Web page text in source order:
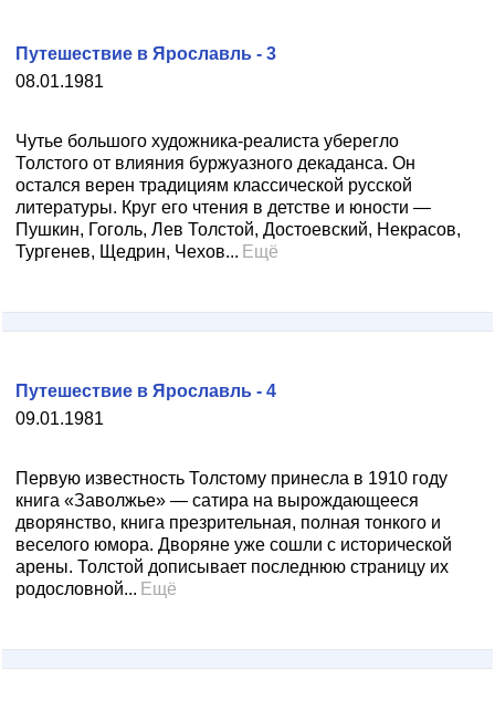
08.01.1981
Путешествие в Ярославль - 3
Чутье большого художника-реалиста уберегло
Толстого от влияния буржуазного декаданса. Он
остался верен традициям классической русской
литературы. Круг его чтения в детстве и юности —
Пушкин, Гоголь, Лев Толстой, Достоевский, Некрасов,
Тургенев, Щедрин, Чехов... Ещё
09.01.1981
Путешествие в Ярославль - 4
Первую известность Толстому принесла в 1910 году
книга «Заволжье» — сатира на вырождающееся
дворянство, книга презрительная, полная тонкого и
веселого юмора. Дворяне уже сошли с исторической
арены. Толстой дописывает последнюю страницу их
родословной... Ещё